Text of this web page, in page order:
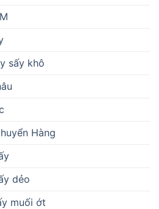
sấy khô
Hàng
dẻo
muối ớt